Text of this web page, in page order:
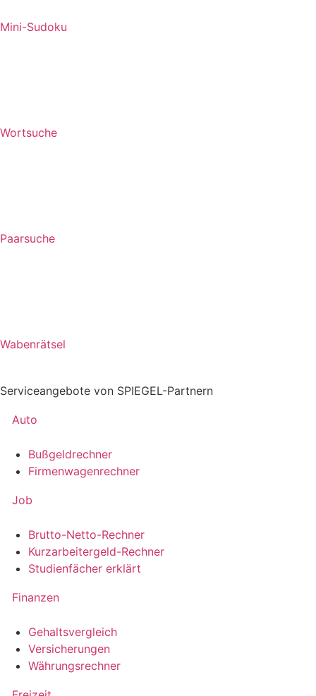
Mini-Sudoku
Wortsuche
Paarsuche
Wabenrätsel
Serviceangebote von SPIEGEL-Partnern
Auto
Bußgeldrechner
Firmenwagenrechner
Job
Brutto-Netto-Rechner
Kurzarbeitergeld-Rechner
Studienfächer erklärt
Finanzen
Gehaltsvergleich
Versicherungen
Währungsrechner